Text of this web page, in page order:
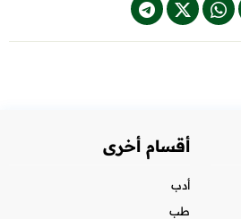
أقسام أخرى
أدب
طب